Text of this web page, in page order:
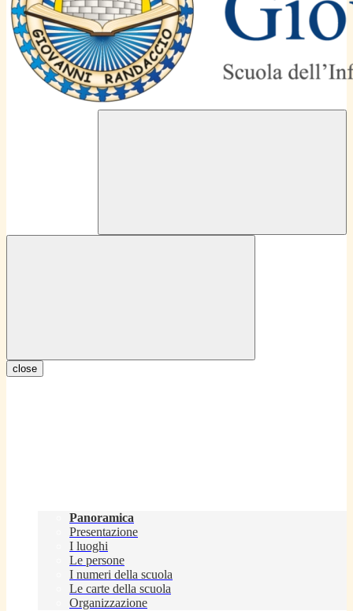
close
Panoramica
Presentazione
I luoghi
Le persone
I numeri della scuola
Le carte della scuola
Organizzazione